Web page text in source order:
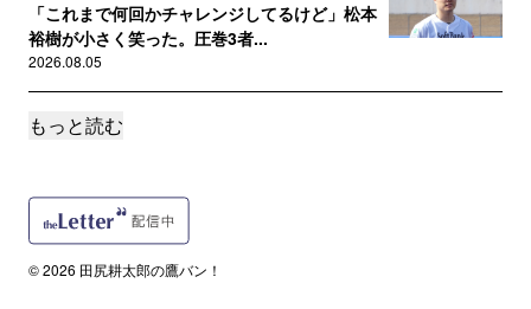
「これまで何回かチャレンジしてるけど」松本
裕樹が小さく笑った。圧巻3者...
2026.08.05
サポートメンバー限定
2026.08.03
城島CBOも期待する盛島稜大、“初打点”以上に
もっと読む
© 2026 田尻耕太郎の鷹バン！